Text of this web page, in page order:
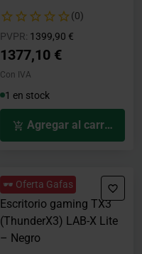
(0)
PVPR: Precio rebajado desde
1399,90 €
1377,10 €
Con IVA
1 en stock
Agregar al carrito
🕶️ Oferta Gafas
Escritorio gaming TX3
(ThunderX3) LAB-X Lite
– Negro